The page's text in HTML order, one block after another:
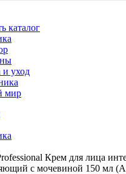
каталог
и уход
мир
Крем для лица
с мочевиной 150 мл